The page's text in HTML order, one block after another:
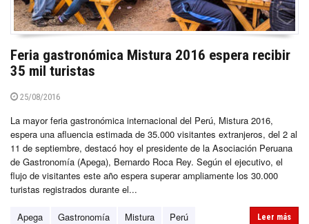
Feria gastronómica Mistura 2016 espera recibir
35 mil turistas
25/08/2016
La mayor feria gastronómica internacional del Perú, Mistura 2016,
espera una afluencia estimada de 35.000 visitantes extranjeros, del 2 al
11 de septiembre, destacó hoy el presidente de la Asociación Peruana
de Gastronomía (Apega), Bernardo Roca Rey. Según el ejecutivo, el
flujo de visitantes este año espera superar ampliamente los 30.000
turistas registrados durante el...
Apega Gastronomía Mistura Perú Leer más